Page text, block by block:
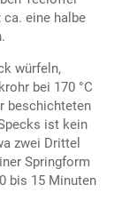
ca. eine halbe
würfeln,
bei 170 °C
beschichteten
ist kein
zwei Drittel
Springform
bis 15 Minuten